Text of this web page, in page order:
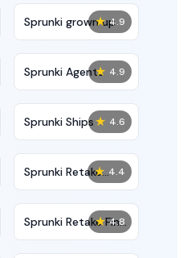
★ 4.9
Sprunki grown up
★ 4.9
Sprunki Agents
★ 4.6
Sprunki Ships
★ 4.4
Sprunki Retake
Bonus
★ 4.8
Sprunki Retake Final
Update